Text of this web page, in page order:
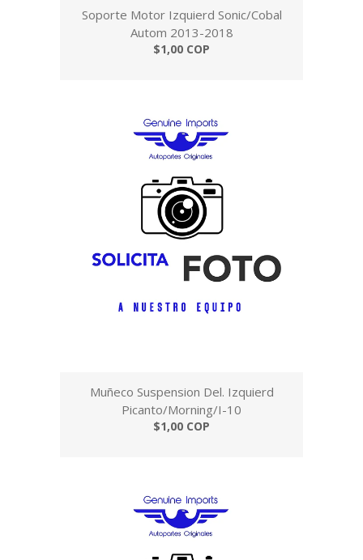
Soporte Motor Izquierd Sonic/Cobal
Autom 2013-2018
$1,00 COP
Muñeco Suspension Del. Izquierd
Picanto/Morning/I-10
$1,00 COP